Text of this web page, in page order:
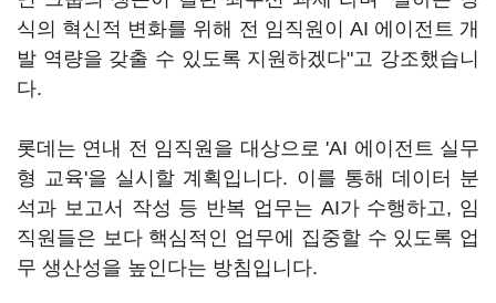
식의 혁신적 변화를 위해 전 임직원이 AI 에이전트 개
발 역량을 갖출 수 있도록 지원하겠다"고 강조했습니
다.
롯데는 연내 전 임직원을 대상으로 'AI 에이전트 실무
형 교육'을 실시할 계획입니다. 이를 통해 데이터 분
석과 보고서 작성 등 반복 업무는 AI가 수행하고, 임
직원들은 보다 핵심적인 업무에 집중할 수 있도록 업
무 생산성을 높인다는 방침입니다.